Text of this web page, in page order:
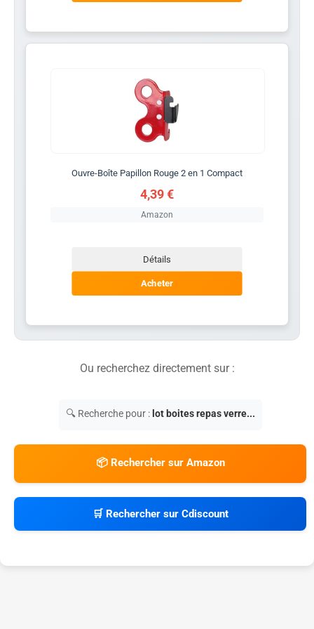
Ouvre-Boîte Papillon Rouge 2 en 1 Compact
4,39 €
Amazon
Détails
Acheter
Ou recherchez directement sur :
🔍 Recherche pour : lot boites repas verre...
📦 Rechercher sur Amazon
🛒 Rechercher sur Cdiscount